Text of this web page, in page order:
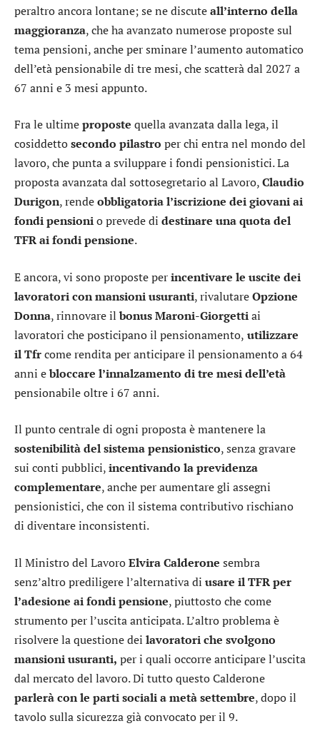
peraltro ancora lontane; se ne discuteall’interno della
maggioranza, che ha avanzato numerose proposte sul
tema pensioni, anche per sminare l’aumento automatico
dell’età pensionabile di tre mesi, che scatterà dal 2027 a
67 anni e 3 mesi appunto.
Fra le ultimeproposte quella avanzata dalla lega, il
cosiddettosecondo pilastro per chi entra nel mondo del
lavoro, che punta a sviluppare i fondi pensionistici. La
proposta avanzata dal sottosegretario al Lavoro,Claudio
Durigon, rendeobbligatoria l’iscrizione dei giovani ai
fondi pensionio prevede di destinare una quota del
TFR ai fondi pensione.
E ancora, vi sono proposte perincentivare le uscite dei
lavoratori con mansioni usuranti, rivalutareOpzione
Donna, rinnovare ilbonus Maroni-Giorgettiai
lavoratori che posticipano il pensionamento, utilizzare
il Tfrcome rendita per anticipare il pensionamento a 64
anni ebloccare l’innalzamento di tre mesi dell’età
pensionabile oltre i 67 anni.
Il punto centrale di ogni proposta è mantenere la
sostenibilità del sistema pensionistico, senza gravare
sui conti pubblici,incentivando la previdenza
complementare, anche per aumentare gli assegni
pensionistici, che con il sistema contributivo rischiano
di diventare inconsistenti.
Il Ministro del LavoroElvira Calderone sembra
senz’altro prediligere l’alternativa di usare il TFR per
l’adesione ai fondi pensione, piuttosto che come
strumento per l’uscita anticipata. L’altro problema è
risolvere la questione dei lavoratori che svolgono
mansioni usuranti, per i quali occorre anticipare l’uscita
dal mercato del lavoro. Di tutto questo Calderone
parlerà con le parti sociali a metà settembre, dopo il
tavolo sulla sicurezza già convocato per il 9.